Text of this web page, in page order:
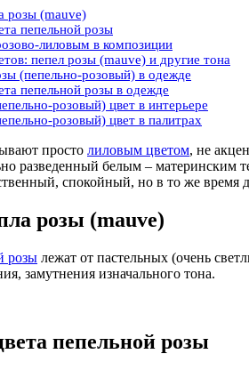
розы (mauve)
пепельной розы
лиловым в композиции
пепел розы (mauve) и другие тона
(пепельно-розовый) в одежде
пепельной розы в одежде
розовый) цвет в интерьере
розовый) цвет в палитрах
просто лиловым цветом, не
разведенный белым – материнским
спокойный, но в то же время
розы (mauve)
розы лежат от пастельных (очень
замутнения изначального тона.
пепельной розы